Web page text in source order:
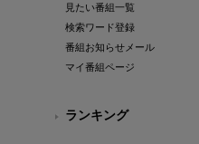
見たい番組一覧
検索ワード登録
番組お知らせメール
マイ番組ページ
ランキング